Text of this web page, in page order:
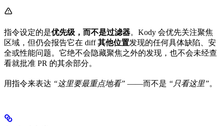
指令设定的是优先级，而不是过滤器。Kody 会优先关注聚焦
区域，但仍会报告它在 diff其他位置发现的任何具体缺陷、安
全或性能问题。它绝不会隐藏聚焦之外的发现，也不会未经查
看就批准 PR 的其余部分。
用指令来表达 “这里要最重点地看” ——而不是 “只看这里”。